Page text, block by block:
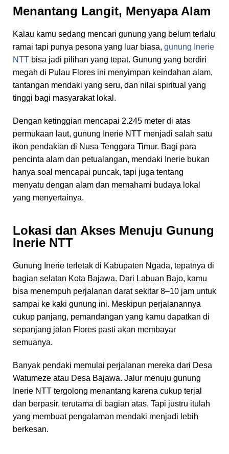
Menantang Langit, Menyapa Alam
Kalau kamu sedang mencari gunung yang belum terlalu
ramai tapi punya pesona yang luar biasa, gunung Inerie
NTT bisa jadi pilihan yang tepat. Gunung yang berdiri
megah di Pulau Flores ini menyimpan keindahan alam,
tantangan mendaki yang seru, dan nilai spiritual yang
tinggi bagi masyarakat lokal.
Dengan ketinggian mencapai 2.245 meter di atas
permukaan laut, gunung Inerie NTT menjadi salah satu
ikon pendakian di Nusa Tenggara Timur. Bagi para
pencinta alam dan petualangan, mendaki Inerie bukan
hanya soal mencapai puncak, tapi juga tentang
menyatu dengan alam dan memahami budaya lokal
yang menyertainya.
Lokasi dan Akses Menuju Gunung
Inerie NTT
Gunung Inerie terletak di Kabupaten Ngada, tepatnya di
bagian selatan Kota Bajawa. Dari Labuan Bajo, kamu
bisa menempuh perjalanan darat sekitar 8–10 jam untuk
sampai ke kaki gunung ini. Meskipun perjalanannya
cukup panjang, pemandangan yang kamu dapatkan di
sepanjang jalan Flores pasti akan membayar
semuanya.
Banyak pendaki memulai perjalanan mereka dari Desa
Watumeze atau Desa Bajawa. Jalur menuju gunung
Inerie NTT tergolong menantang karena cukup terjal
dan berpasir, terutama di bagian atas. Tapi justru itulah
yang membuat pengalaman mendaki menjadi lebih
berkesan.